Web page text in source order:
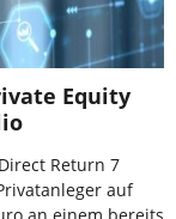
Equity
Return 7
auf